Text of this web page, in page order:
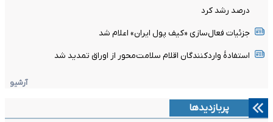
درصد رشد کرد
جزئیات فعال‌سازی «کیف پول ایران» اعلام شد
استفادۀ واردکنندگان اقلام سلامت‌محور از اوراق تمدید شد
آرشیو
پربازدیدها